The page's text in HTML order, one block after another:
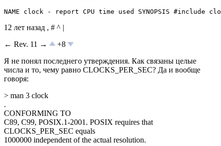
NAME clock - report CPU time used SYNOPSIS
12 лет назад , # ^ |
← Rev. 11 →
+8
Я не понял последнего утверждения. Как связаны целые
числа и то, чему равно CLOCKS_PER_SEC? Да и вообще
говоря:
> man 3 clock
.
CONFORMING TO
C89, C99, POSIX.1-2001. POSIX requires that
CLOCKS_PER_SEC equals
1000000 independent of the actual resolution.